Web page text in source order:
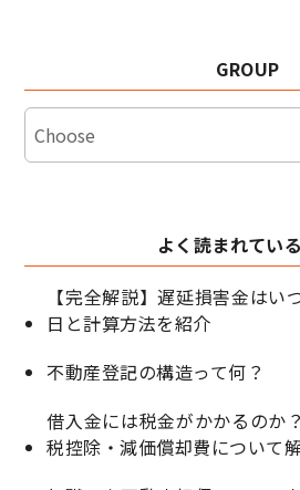
GROUP
よく読まれてい
【完全解説】遅延損害金はい
日と計算方法を紹介
不動産登記の構造って何？
借入金には税金がかかるのか
税控除・減価償却費について